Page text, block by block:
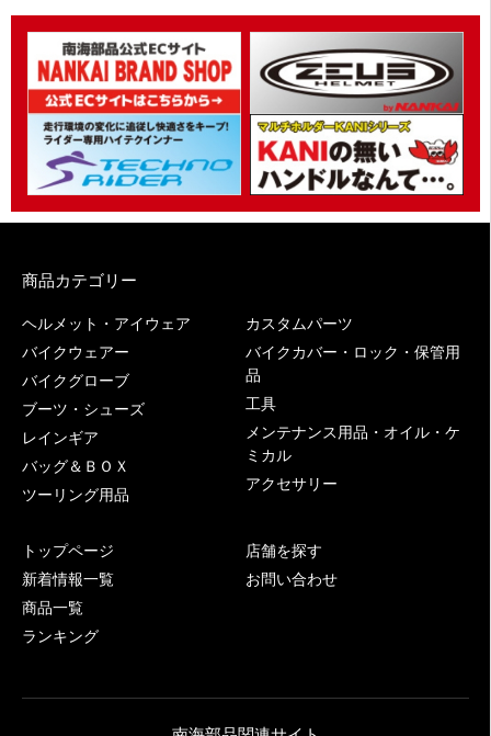
商品カテゴリー
ヘルメット・アイウェア
バイクウェアー
バイクグローブ
ブーツ・シューズ
レインギア
バッグ＆ＢＯＸ
ツーリング用品
カスタムパーツ
バイクカバー・ロック・保管用
品
工具
メンテナンス用品・オイル・ケ
ミカル
アクセサリー
トップページ
新着情報一覧
商品一覧
ランキング
店舗を探す
お問い合わせ